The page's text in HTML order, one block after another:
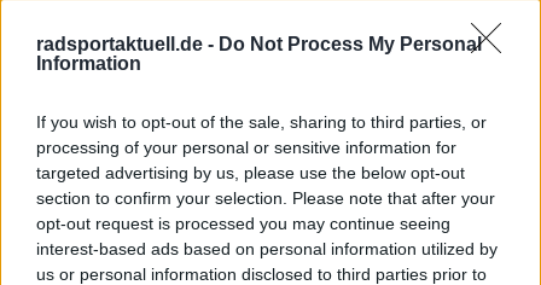
radsportaktuell.de - Do Not Process My Personal
Information
If you wish to opt-out of the sale, sharing to third parties, or
processing of your personal or sensitive information for
targeted advertising by us, please use the below opt-out
section to confirm your selection. Please note that after your
opt-out request is processed you may continue seeing
interest-based ads based on personal information utilized by
us or personal information disclosed to third parties prior to
Beiträge des Autors ansehen
Klatscht 0
Besucher 0